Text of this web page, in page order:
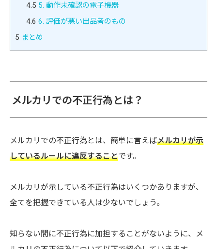
4.5 5. 動作未確認の電子機器
4.6 6. 評価が悪い出品者のもの
5 まとめ
メルカリでの不正行為とは？
メルカリでの不正行為とは、簡単に言えばメルカリが示
しているルールに違反することです。
メルカリが示している不正行為はいくつかありますが、
全てを把握できている人は少ないでしょう。
知らない間に不正行為に加担することがないように、メ